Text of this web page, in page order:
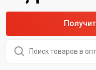
товаров